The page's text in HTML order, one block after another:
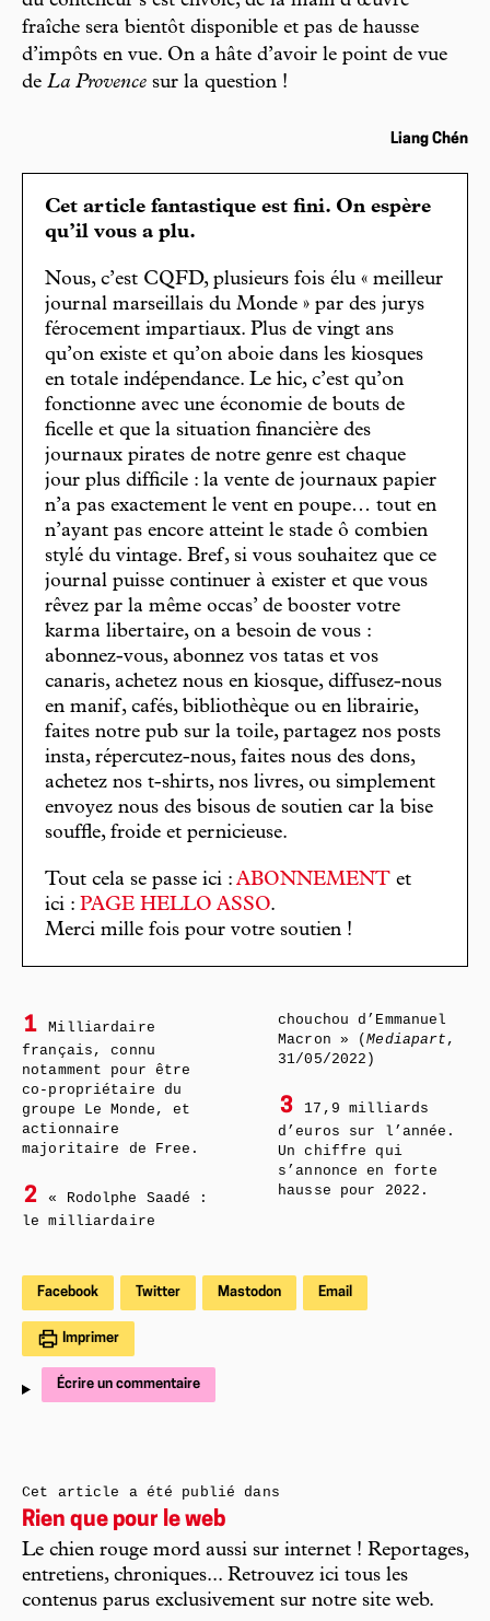
fraîche sera bientôt disponible et pas de hausse
d’impôts en vue. On a hâte d’avoir le point de vue
de La Provence sur la question !
Liang Chén
Cet article fantastique est fini. On espère
qu’il vous a plu.
Nous, c’est CQFD, plusieurs fois élu « meilleur
journal marseillais du Monde » par des jurys
férocement impartiaux. Plus de vingt ans
qu’on existe et qu’on aboie dans les kiosques
en totale indépendance. Le hic, c’est qu’on
fonctionne avec une économie de bouts de
ficelle et que la situation financière des
journaux pirates de notre genre est chaque
jour plus difficile : la vente de journaux papier
n’a pas exactement le vent en poupe… tout en
n’ayant pas encore atteint le stade ô combien
stylé du vintage. Bref, si vous souhaitez que ce
journal puisse continuer à exister et que vous
rêvez par la même occas’ de booster votre
karma libertaire, on a besoin de vous :
abonnez-vous, abonnez vos tatas et vos
canaris, achetez nous en kiosque, diffusez-nous
en manif, cafés, bibliothèque ou en librairie,
faites notre pub sur la toile, partagez nos posts
insta, répercutez-nous, faites nous des dons,
achetez nos t-shirts, nos livres, ou simplement
envoyez nous des bisous de soutien car la bise
souffle, froide et pernicieuse.
Tout cela se passe ici : ABONNEMENT et
ici : PAGE HELLO ASSO.
Merci mille fois pour votre soutien !
1
Milliardaire
français, connu
notamment pour être
co-propriétaire du
groupe Le Monde, et
actionnaire
majoritaire de Free.
2
« Rodolphe Saadé :
le milliardaire
chouchou d’Emmanuel
Macron » (Mediapart ,
31/05/2022)
3
17,9 milliards
d’euros sur l’année.
Un chiffre qui
s’annonce en forte
hausse pour 2022.
Facebook Twitter Mastodon Email
Imprimer
Écrire un commentaire
Cet article a été publié dans
Rien que pour le web
Le chien rouge mord aussi sur internet ! Reportages,
entretiens, chroniques... Retrouvez ici tous les
contenus parus exclusivement sur notre site web.